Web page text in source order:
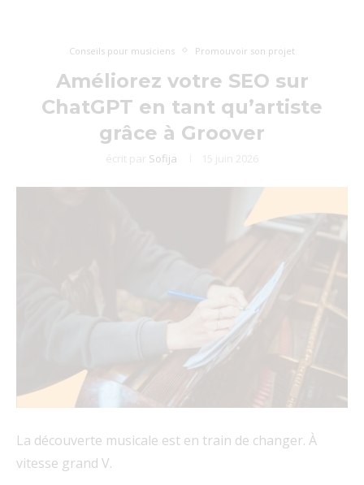
Conseils pour musiciens Promouvoir son projet
Améliorez votre SEO sur
ChatGPT en tant qu’artiste
grâce à Groover
écrit par Sofija 15 juin 2026
La découverte musicale est en train de changer. À
vitesse grand V.